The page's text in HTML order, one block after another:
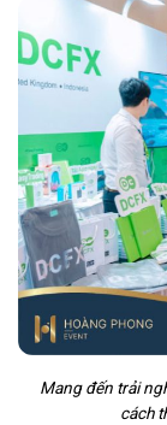
Mang đến trải
cách